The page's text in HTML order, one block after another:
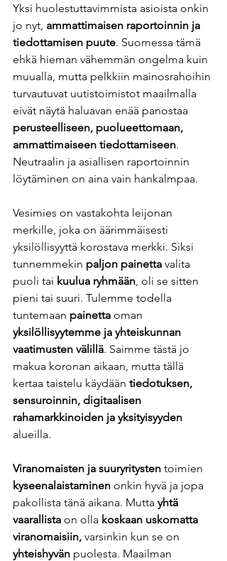
Yksi huolestuttavimmista asioista onkin
jo nyt, ammattimaisen raportoinnin ja
tiedottamisen puute. Suomessa tämä
ehkä hieman vähemmän ongelma kuin
muualla, mutta pelkkiin mainosrahoihin
turvautuvat uutistoimistot maailmalla
eivät näytä haluavan enää panostaa
perusteelliseen, puolueettomaan,
ammattimaiseen tiedottamiseen.
Neutraalin ja asiallisen raportoinnin
löytäminen on aina vain hankalmpaa.
Vesimies on vastakohta leijonan
merkille, joka on äärimmäisesti
yksilöllisyyttä korostava merkki. Siksi
tunnemmekin paljon painetta valita
puoli tai kuulua ryhmään, oli se sitten
pieni tai suuri. Tulemme todella
tuntemaan painetta oman
yksilöllisyytemme ja yhteiskunnan
vaatimusten välillä. Saimme tästä jo
makua koronan aikaan, mutta tällä
kertaa taistelu käydään tiedotuksen,
sensuroinnin, digitaalisen
rahamarkkinoiden ja yksityisyyden
alueilla.
Viranomaisten ja suuryritysten toimien
kyseenalaistaminen onkin hyvä ja jopa
pakollista tänä aikana. Mutta yhtä
vaarallista on olla koskaan uskomatta
viranomaisiin, varsinkin kun se on
yhteishyvän puolesta. Maailman